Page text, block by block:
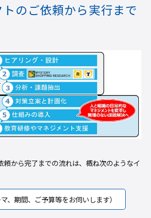
のご依頼から実行まで
頼から完了までの流れは、概ね次のようなイ
、期間、ご予算等をお伺いします）